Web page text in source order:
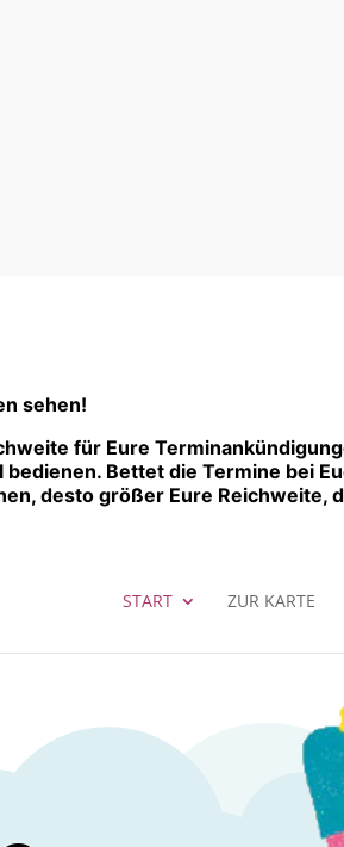
sehen!
für Eure
Bettet die Termine bei
desto größer Eure Reichweite,